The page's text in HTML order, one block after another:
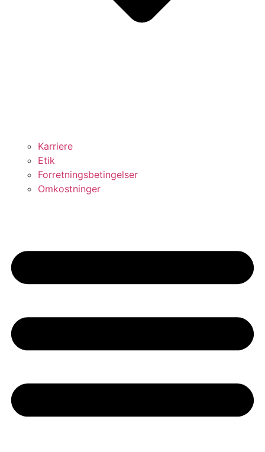
Karriere
Etik
Forretningsbetingelser
Omkostninger